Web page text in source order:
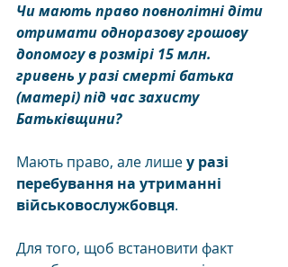
Чи мають право повнолітні діти
отримати одноразову грошову
допомогу в розмірі 15 млн.
гривень у разі смерті батька
(матері) під час захисту
Батьківщини?
Мають право, але лише у разі
перебування на утриманні
військовослужбовця.
Для того, щоб встановити факт